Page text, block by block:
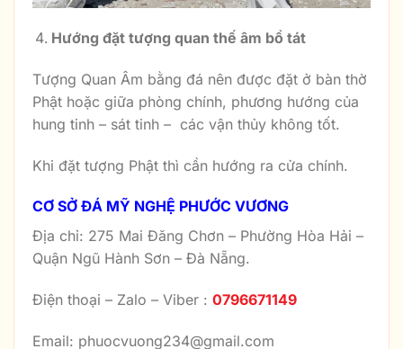
Hướng đặt tượng quan thế âm bồ tát
Tượng Quan Âm bằng đá nên được đặt ở bàn thờ
Phật hoặc giữa phòng chính, phương hướng của
hung tinh – sát tinh – các vận thủy không tốt.
Khi đặt tượng Phật thì cần hướng ra cửa chính.
CƠ SỞ ĐÁ MỸ NGHỆ PHƯỚC VƯƠNG
Địa chỉ: 275 Mai Đăng Chơn – Phường Hòa Hải –
Quận Ngũ Hành Sơn – Đà Nẵng.
Điện thoại – Zalo – Viber : 0796671149
Email: phuocvuong234@gmail.com